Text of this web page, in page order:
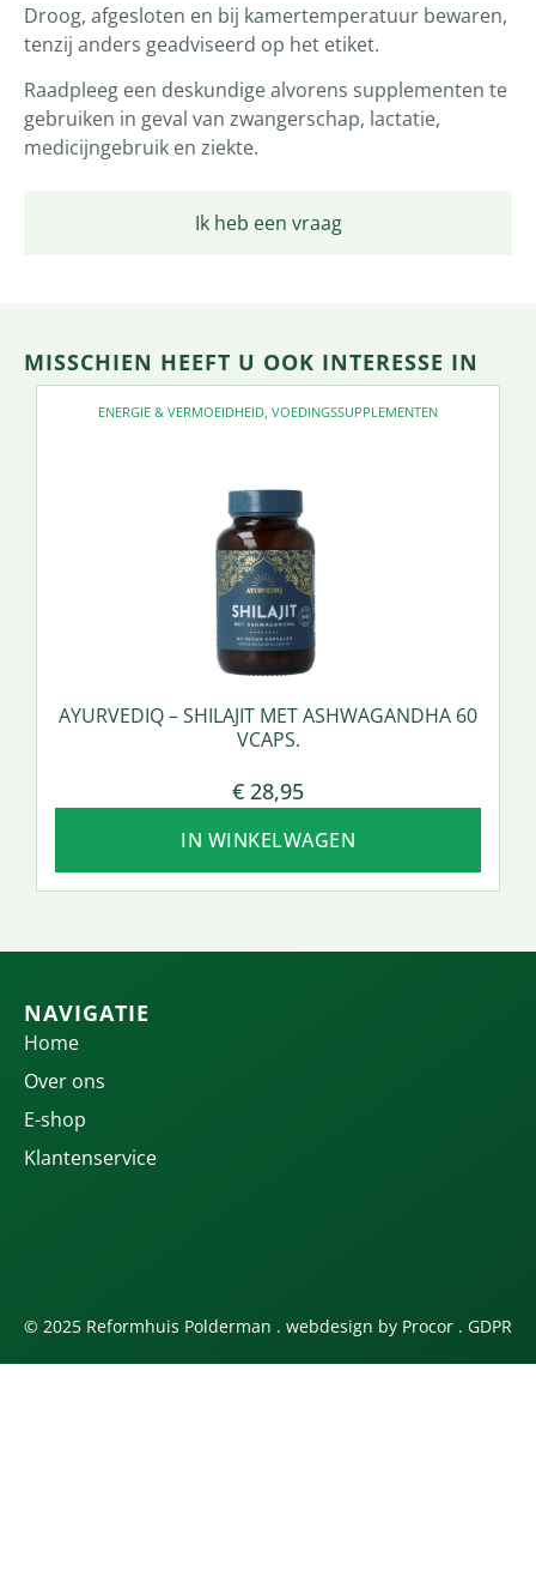
Ik heb een vraag
Droog, afgesloten en bij kamertemperatuur bewaren,
tenzij anders geadviseerd op het etiket.
Raadpleeg een deskundige alvorens supplementen te
gebruiken in geval van zwangerschap, lactatie,
medicijngebruik en ziekte.
MISSCHIEN HEEFT U OOK INTERESSE IN
ENERGIE & VERMOEIDHEID, VOEDINGSSUPPLEMENTEN
AYURVEDIQ – SHILAJIT MET ASHWAGANDHA 60
VCAPS.
€ 28,95
IN WINKELWAGEN
NAVIGATIE
Home
Over ons
E-shop
Klantenservice
© 2025 Reformhuis Polderman . webdesign by Procor . GDPR